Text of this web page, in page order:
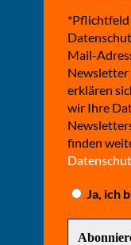
*Pflichtfeld
Mail-
Newsletter
erklären
wir Ihre
finden
Ja, ich